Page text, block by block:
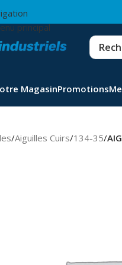
principal
MagasinPromotions
/Aiguilles Cuirs/134-35/